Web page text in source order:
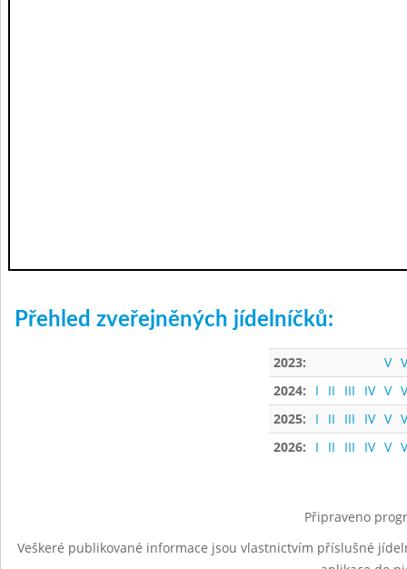
Přehled zveřejněných jídelníčků:
2023: V
2024:
I II III IV V
2025:
I II III IV V
2026:
I II III IV V
Připraveno
Veškeré publikované informace jsou vlastnictvím příslušné